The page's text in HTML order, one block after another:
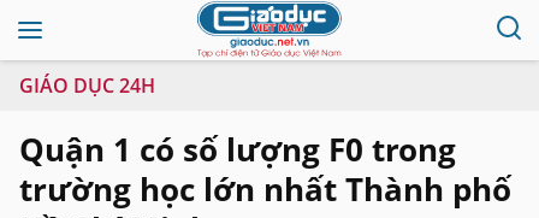
GIÁO DỤC 24H
Quận 1 có số lượng F0 trong
trường học lớn nhất Thành phố